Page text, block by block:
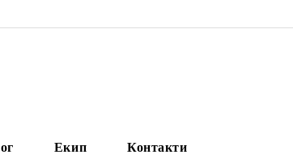
Екип Контакти